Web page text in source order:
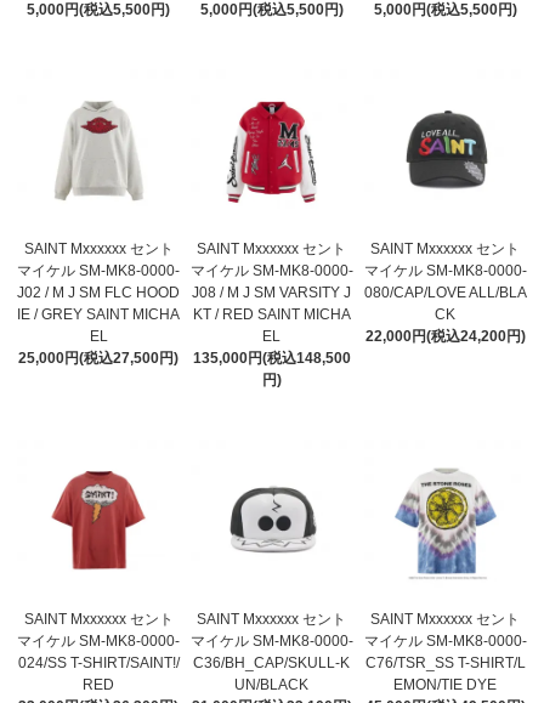
5,000円(税込5,500円)
5,000円(税込5,500円)
5,000円(税込5,500円)
SAINT Mxxxxxx セント
マイケル SM-MK8-0000-
J02 / M J SM FLC HOOD
IE / GREY SAINT MICHA
EL
25,000円(税込27,500円)
SAINT Mxxxxxx セント
マイケル SM-MK8-0000-
J08 / M J SM VARSITY J
KT / RED SAINT MICHA
EL
135,000円(税込148,500
円)
SAINT Mxxxxxx セント
マイケル SM-MK8-0000-
080/CAP/LOVE ALL/BLA
CK
22,000円(税込24,200円)
SAINT Mxxxxxx セント
マイケル SM-MK8-0000-
024/SS T-SHIRT/SAINT!/
RED
SAINT Mxxxxxx セント
マイケル SM-MK8-0000-
C36/BH_CAP/SKULL-K
UN/BLACK
SAINT Mxxxxxx セント
マイケル SM-MK8-0000-
C76/TSR_SS T-SHIRT/L
EMON/TIE DYE